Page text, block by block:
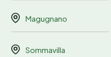
Magugnano
Sommavilla